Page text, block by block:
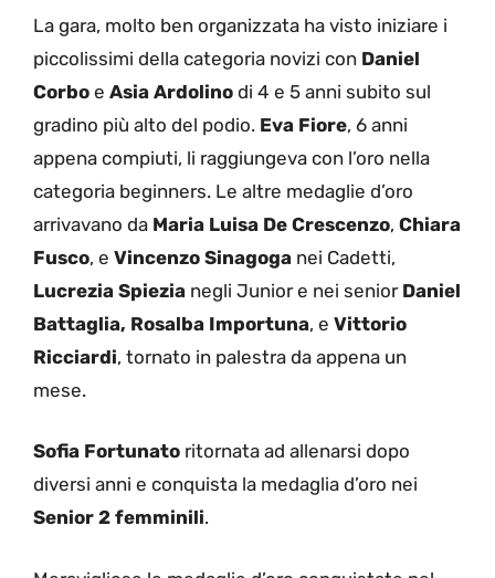
La gara, molto ben organizzata ha visto iniziare i
piccolissimi della categoria novizi con Daniel
Corbo e Asia Ardolino di 4 e 5 anni subito sul
gradino più alto del podio. Eva Fiore, 6 anni
appena compiuti, li raggiungeva con l’oro nella
categoria beginners. Le altre medaglie d’oro
arrivavano da Maria Luisa De Crescenzo, Chiara
Fusco, e Vincenzo Sinagoga nei Cadetti,
Lucrezia Spiezia negli Junior e nei senior Daniel
Battaglia, Rosalba Importuna, e Vittorio
Ricciardi, tornato in palestra da appena un
mese.
Sofia Fortunato ritornata ad allenarsi dopo
diversi anni e conquista la medaglia d’oro nei
Senior 2 femminili.